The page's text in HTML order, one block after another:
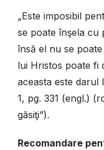
„Este imposibil
se poate înşela cu
însă el nu se
lui Hristos poate fi
aceasta este darul
1, pg. 331 (engl.)
găsiţi”).
Recomandare